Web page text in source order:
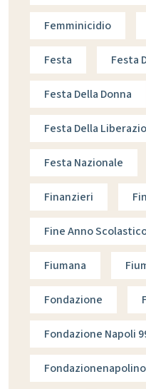
Femminicidio
Festa Festa
Festa Della Donna
Festa Della
Festa Nazionale
Finanzieri
Fine Anno
Fiumana
Fondazione
Fondazione Napoli